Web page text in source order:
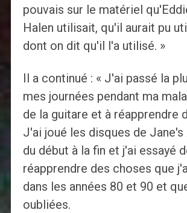
pouvais sur le matériel
Halen utilisait, qu'il aurait pu
dont on dit qu'il l'a utilisé. »
Il a continué : « J'ai passé la
mes journées pendant ma
de la guitare et à réapprendre
J'ai joué les disques de
du début à la fin et j'ai essayé
réapprendre des choses que
dans les années 80 et 90 et
oubliées.